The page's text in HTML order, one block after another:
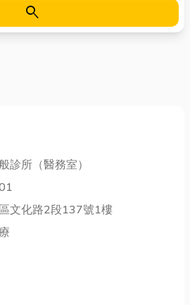
search
診所（醫務室）
文化路2段137號1樓